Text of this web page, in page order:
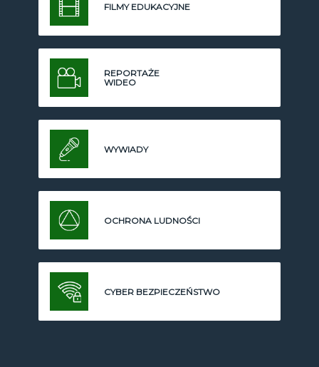
FILMY EDUKACYJNE
REPORTAŻE
WIDEO
WYWIADY
OCHRONA LUDNOŚCI
CYBER BEZPIECZEŃSTWO